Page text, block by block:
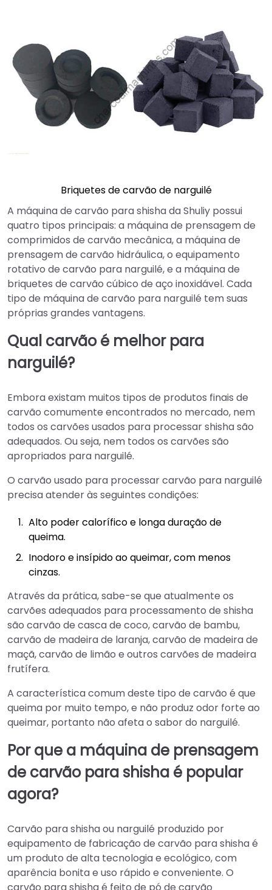
Briquetes de carvão de narguilé
A máquina de carvão para shisha da Shuliy possui
quatro tipos principais: a máquina de prensagem de
comprimidos de carvão mecânica, a máquina de
prensagem de carvão hidráulica, o equipamento
rotativo de carvão para narguilé, e a máquina de
briquetes de carvão cúbico de aço inoxidável. Cada
tipo de máquina de carvão para narguilé tem suas
próprias grandes vantagens.
Qual carvão é melhor para
narguilé?
Embora existam muitos tipos de produtos finais de
carvão comumente encontrados no mercado, nem
todos os carvões usados para processar shisha são
adequados. Ou seja, nem todos os carvões são
apropriados para narguilé.
O carvão usado para processar carvão para narguilé
precisa atender às seguintes condições:
Alto poder calorífico e longa duração de
queima.
Inodoro e insípido ao queimar, com menos
cinzas.
Através da prática, sabe-se que atualmente os
carvões adequados para processamento de shisha
são carvão de casca de coco, carvão de bambu,
carvão de madeira de laranja, carvão de madeira de
maçã, carvão de limão e outros carvões de madeira
frutífera.
A característica comum deste tipo de carvão é que
queima por muito tempo, e não produz odor forte ao
queimar, portanto não afeta o sabor do narguilé.
Por que a máquina de prensagem
de carvão para shisha é popular
agora?
Carvão para shisha ou narguilé produzido por
equipamento de fabricação de carvão para shisha é
um produto de alta tecnologia e ecológico, com
aparência bonita e uso rápido e conveniente. O